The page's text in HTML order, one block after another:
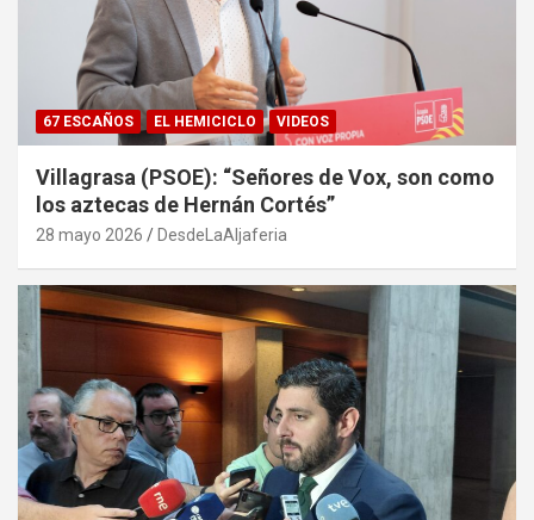
67 ESCAÑOS EL HEMICICLO VIDEOS
Villagrasa (PSOE): “Señores de Vox, son como
los aztecas de Hernán Cortés”
28 mayo 2026 DesdeLaAljaferia